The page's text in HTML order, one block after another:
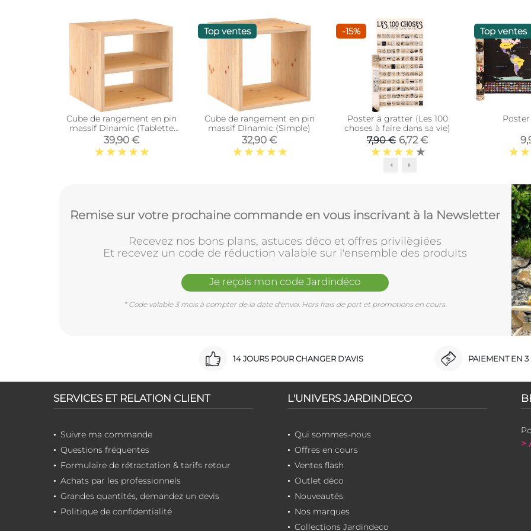
Cube de rangement en pin
massif Dinamic (Tablette
intermédiaire)
39,90 €
Top ventes
Cube de rangement en pin
massif Dinamic (Simple)
32,90 €
-15%
Poster à gratter (Les 100
choses à faire dans sa vie)
7,90 € 6,72 €
Top ventes
Remise sur votre prochaine commande en vous inscrivant à la Newsletter
Recevez nos bons plans, astuces déco et offres privilègiées
Et recevez un code de réduction valable sur l'ensemble des produits
Je reçois mon code Jardindéco
* Code valable 3 mois à compter de la date d'envoi. Hors frais de port et promotions en cours.
14 JOURS POUR CHANGER D'AVIS PAIEMENT EN 3
SERVICES ET RELATION CLIENT
Suivre ma commande
Questions fréquentes
Formulaire de rétractation & tarifs retour
Achats par les professionnels
Grandes quantités, demandez un devis
Politique de confidentialité
L'UNIVERS JARDINDECO
Qui sommes-nous
Offres en cours
Ventes flash
Outlet déco
Nouveautés
Nos marques
Collections Jardindeco
>